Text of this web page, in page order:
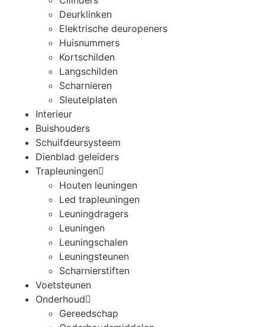
Deurklinken
Elektrische deuropeners
Huisnummers
Kortschilden
Langschilden
Scharnieren
Sleutelplaten
Interieur
Buishouders
Schuifdeursysteem
Dienblad geleiders
Trapleuningen
Houten leuningen
Led trapleuningen
Leuningdragers
Leuningen
Leuningschalen
Leuningsteunen
Scharnierstiften
Voetsteunen
Onderhoud
Gereedschap